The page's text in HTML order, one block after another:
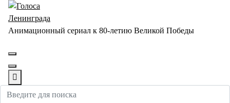
Перейти
содержимому
Анимационный сериал к 80-летию Великой Победы